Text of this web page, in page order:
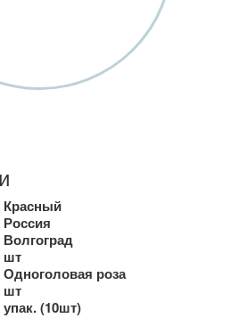
Красный
Россия
Волгоград
шт
Одноголовая роза
шт
упак. (10шт)